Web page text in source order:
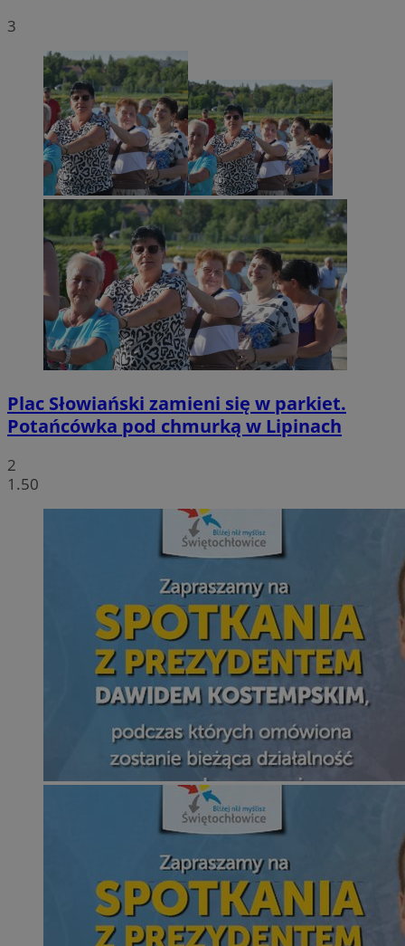
3
Plac Słowiański zamieni się w parkiet.
Potańcówka pod chmurką w Lipinach
2
1.50